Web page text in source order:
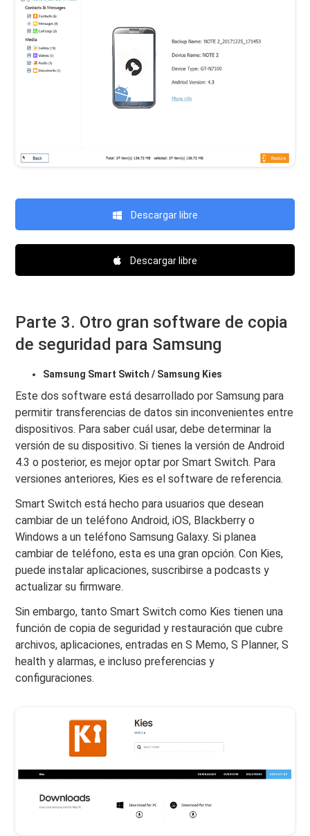
Descargar libre
Descargar libre
Parte 3. Otro gran software de copia
de seguridad para Samsung
Samsung Smart Switch / Samsung Kies
Este dos software está desarrollado por Samsung para
permitir transferencias de datos sin inconvenientes entre
dispositivos. Para saber cuál usar, debe determinar la
versión de su dispositivo. Si tienes la versión de Android
4.3 o posterior, es mejor optar por Smart Switch. Para
versiones anteriores, Kies es el software de referencia.
Smart Switch está hecho para usuarios que desean
cambiar de un teléfono Android, iOS, Blackberry o
Windows a un teléfono Samsung Galaxy. Si planea
cambiar de teléfono, esta es una gran opción. Con Kies,
puede instalar aplicaciones, suscribirse a podcasts y
actualizar su firmware.
Sin embargo, tanto Smart Switch como Kies tienen una
función de copia de seguridad y restauración que cubre
archivos, aplicaciones, entradas en S Memo, S Planner, S
health y alarmas, e incluso preferencias y
configuraciones.